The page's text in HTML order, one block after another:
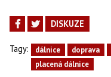
DISKUZE
Tagy: dálnice doprava
placená dálnice